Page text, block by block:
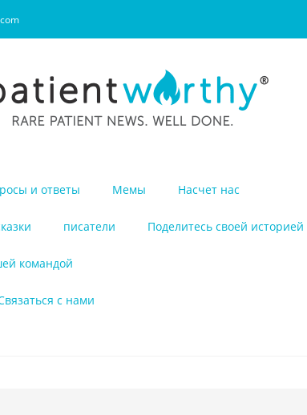
и ответы Мемы Насчет нас
писатели Поделитесь своей историей
командой
с нами